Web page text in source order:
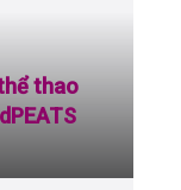
thao